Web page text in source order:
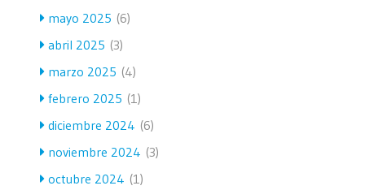
mayo 2025 (6)
abril 2025 (3)
marzo 2025 (4)
febrero 2025 (1)
diciembre 2024 (6)
noviembre 2024 (3)
octubre 2024 (1)